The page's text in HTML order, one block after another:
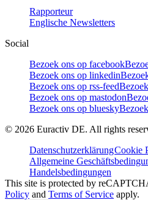
Rapporteur
Englische Newsletters
Social
Bezoek ons op facebook
Bezoek ons op linkedin
Bezoek ons op rss-feed
Bezoek ons op mastodon
Bezoek ons op bluesky
© 2026 Euractiv DE. All rights
DatenschutzerklärungCookie
Allgemeine
Handelsbedingungen
This site is protected by
Policy and Terms of Service apply.